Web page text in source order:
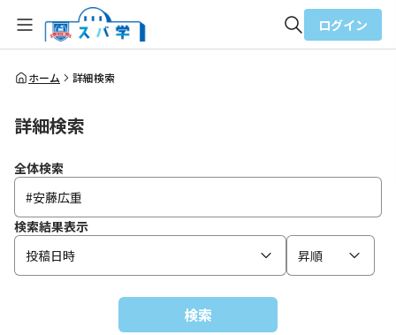
全体検索
ログイン
ホーム 詳細検索
詳細検索
全体検索
検索結果表示
投稿日時
昇順
検索